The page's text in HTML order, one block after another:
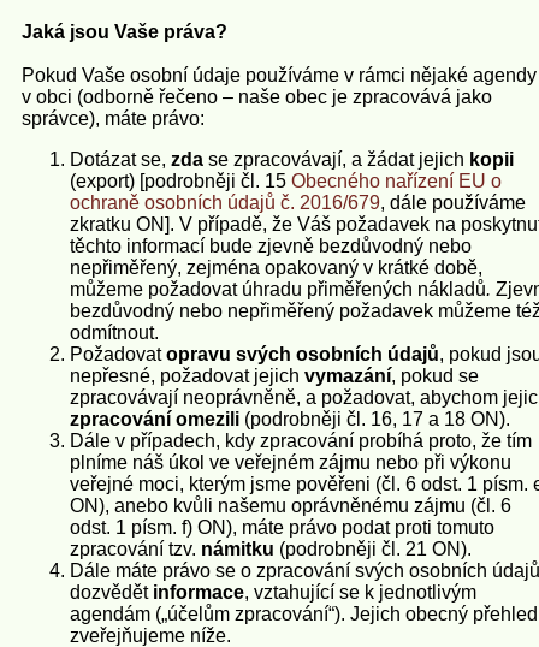
Jaká jsou Vaše práva?
Pokud Vaše osobní údaje používáme v rámci nějaké agendy
v obci (odborně řečeno – naše obec je zpracovává jako
správce), máte právo:
Dotázat se, zda se zpracovávají, a žádat jejich kopii
(export) [podrobněji čl. 15 Obecného nařízení EU o
ochraně osobních údajů č. 2016/679, dále používáme
zkratku ON]. V případě, že Váš požadavek na
těchto informací bude zjevně bezdůvodný nebo
nepřiměřený, zejména opakovaný v krátké době,
můžeme požadovat úhradu přiměřených nákladů.
bezdůvodný nebo nepřiměřený požadavek můžeme
odmítnout.
Požadovatopravu svých osobních údajů, pokud
nepřesné, požadovat jejich vymazání, pokud se
zpracovávají neoprávněně, a požadovat, abychom
zpracování omezili (podrobněji čl. 16, 17 a 18 ON).
Dále v případech, kdy zpracování probíhá proto, že tím
plníme náš úkol ve veřejném zájmu nebo při výkonu
veřejné moci, kterým jsme pověřeni (čl. 6 odst. 1 písm.
ON), anebo kvůli našemu oprávněnému zájmu (čl. 6
odst. 1 písm. f) ON), máte právo podat proti tomuto
zpracování tzv. námitku (podrobněji čl. 21 ON).
Dále máte právo se o zpracování svých osobních údajů
dozvědět informace, vztahující se k jednotlivým
agendám („účelům zpracování“). Jejich obecný přehled
zveřejňujeme níže.